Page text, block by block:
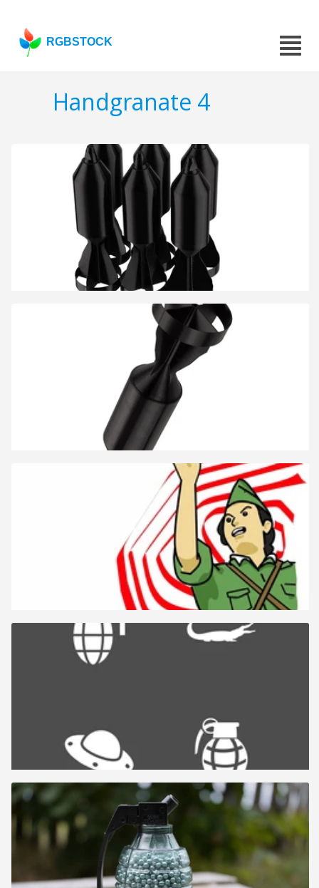
RGBSTOCK
Handgranate 4